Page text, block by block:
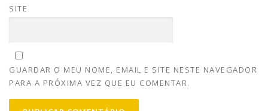
SITE
GUARDAR O MEU NOME, EMAIL E SITE NESTE NAVEGADOR
PARA A PRÓXIMA VEZ QUE EU COMENTAR.